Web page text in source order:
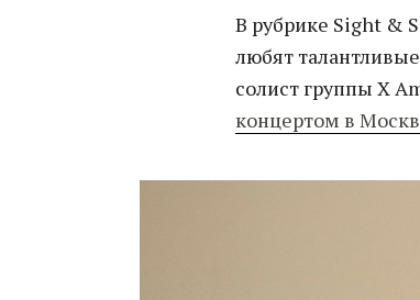
В рубрике Sight &
любят
солист группы X
концертом в